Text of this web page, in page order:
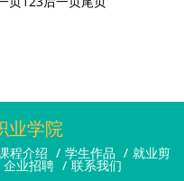
业学院
程介绍 / 学生作品 / 就业剪
企业招聘 / 联系我们